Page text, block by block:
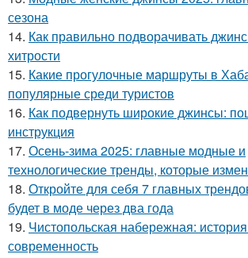
сезона
14. Как правильно подворачивать
хитрости
15. Какие прогулочные маршруты в
популярные среди туристов
16. Как подвернуть широкие джинсы:
инструкция
17. Осень-зима 2025: главные модные и
технологические тренды, которые
18. Откройте для себя 7 главных
будет в моде через два года
19. Чистопольская набережная:
современность